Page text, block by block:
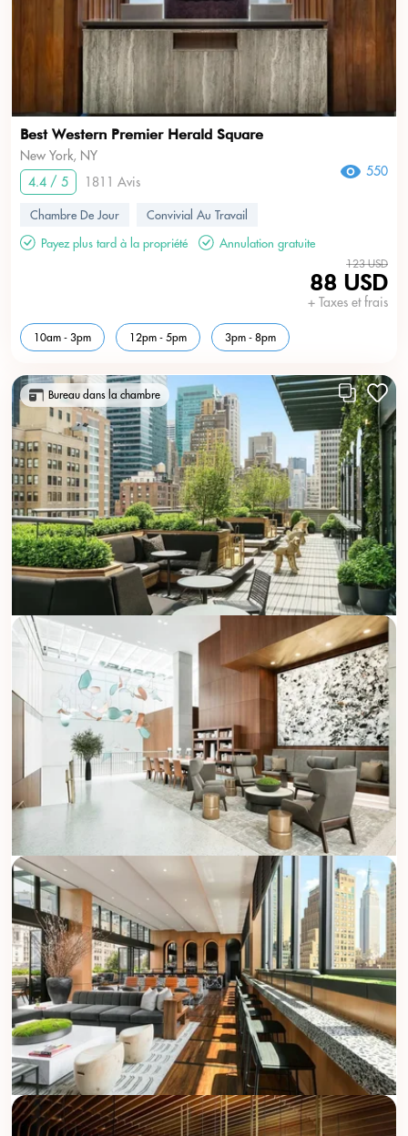
Best Western Premier Herald Square
New York, NY
4.4 / 5
1811 Avis
550
Chambre De Jour
Convivial Au Travail
Payez plus tard à la propriété
Annulation gratuite
123 USD
88 USD
+ Taxes et frais
10am - 3pm 12pm - 5pm 3pm - 8pm
Bureau dans la chambre